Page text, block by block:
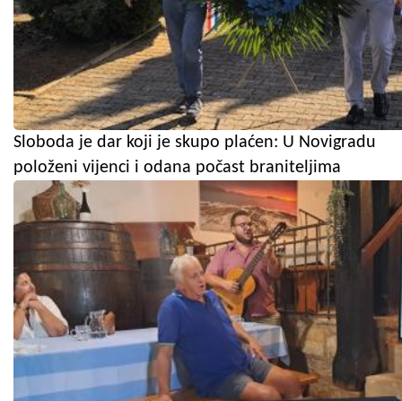
Sloboda je dar koji je skupo plaćen: U Novigradu
položeni vijenci i odana počast braniteljima